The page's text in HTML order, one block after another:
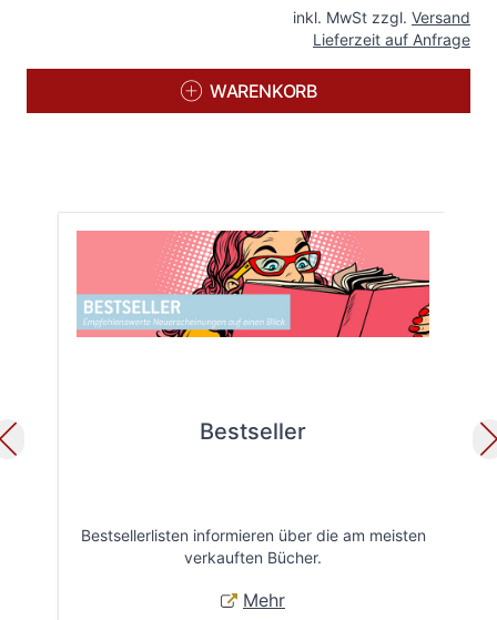
inkl. MwSt zzgl. Versand
Lieferzeit auf Anfrage
WARENKORB
Bestseller
Bestsellerlisten informieren über die am meisten
verkauften Bücher.
Mehr